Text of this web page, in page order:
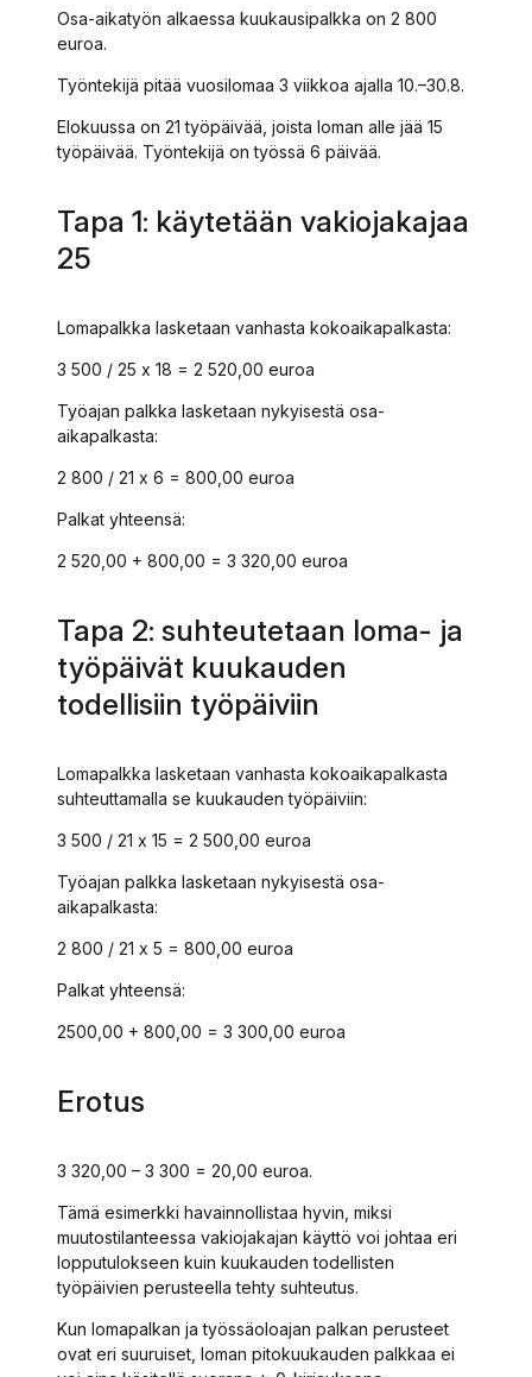
Osa-aikatyön alkaessa kuukausipalkka on 2 800
euroa.
Työntekijä pitää vuosilomaa 3 viikkoa ajalla 10.–30.8.
Elokuussa on 21 työpäivää, joista loman alle jää 15
työpäivää. Työntekijä on työssä 6 päivää.
Tapa 1: käytetään vakiojakajaa
25
Lomapalkka lasketaan vanhasta kokoaikapalkasta:
3 500 / 25 x 18 = 2 520,00 euroa
Työajan palkka lasketaan nykyisestä osa-
aikapalkasta:
2 800 / 21 x 6 = 800,00 euroa
Palkat yhteensä:
2 520,00 + 800,00 = 3 320,00 euroa
Tapa 2: suhteutetaan loma- ja
työpäivät kuukauden
todellisiin työpäiviin
Lomapalkka lasketaan vanhasta kokoaikapalkasta
suhteuttamalla se kuukauden työpäiviin:
3 500 / 21 x 15 = 2 500,00 euroa
Työajan palkka lasketaan nykyisestä osa-
aikapalkasta:
2 800 / 21 x 5 = 800,00 euroa
Palkat yhteensä:
2500,00 + 800,00 = 3 300,00 euroa
Erotus
3 320,00 – 3 300 = 20,00 euroa.
Tämä esimerkki havainnollistaa hyvin, miksi
muutostilanteessa vakiojakajan käyttö voi johtaa eri
lopputulokseen kuin kuukauden todellisten
työpäivien perusteella tehty suhteutus.
Kun lomapalkan ja työssäoloajan palkan perusteet
ovat eri suuruiset, loman pitokuukauden palkkaa ei